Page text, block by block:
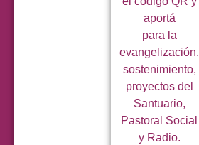
aportá
para la
evangelización.
sostenimiento,
proyectos del
Santuario,
Pastoral Social
y Radio.